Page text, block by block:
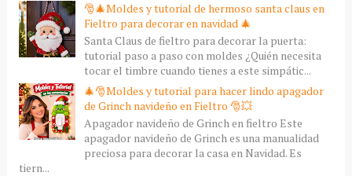
🎅🎄Moldes y tutorial de hermoso santa claus en
Fieltro para decorar en navidad 🎄
Santa Claus de fieltro para decorar la puerta:
tutorial paso a paso con moldes ¿Quién necesita
tocar el timbre cuando tienes a este simpátic...
🎄🎅Moldes y tutorial para hacer lindo apagador
de Grinch navideño en Fieltro 🎅💥
Apagador navideño de Grinch en fieltro Este
apagador navideño de Grinch es una manualidad
preciosa para decorar la casa en Navidad. Es
tiern...